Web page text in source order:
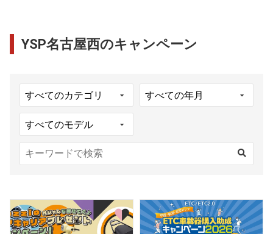
YSP名古屋西のキャンペーン